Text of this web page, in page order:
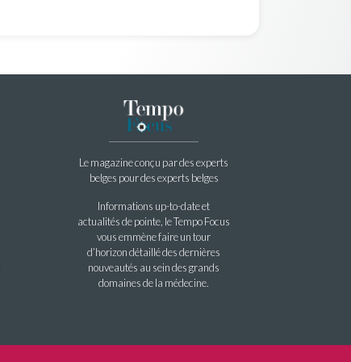
Le magazine conçu par des experts
belges pour des experts belges
Informations up-to-date et
actualités de pointe, le Tempo Focus
vous emmène faire un tour
d’horizon détaillé des dernières
nouveautés au sein des grands
domaines de la médecine.